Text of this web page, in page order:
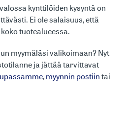
kynttilöiden kysyntä on
Ei ole salaisuus, että
tuotealueessa.
myymäläsi valikoimaan? Nyt
ja jättää tarvittavat
,myynnin postiintai